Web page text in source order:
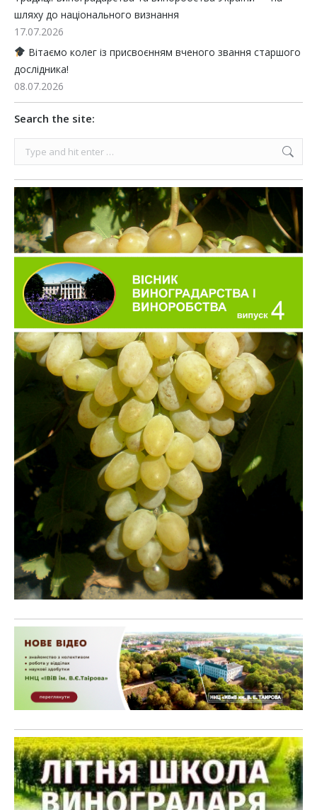
шляху до національного визнання
17.07.2026
Вітаємо колег із присвоєнням вченого звання старшого
дослідника!
08.07.2026
Search the site: